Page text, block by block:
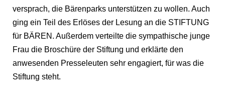
versprach, die Bärenparks unterstützen zu wollen. Auch
ging ein Teil des Erlöses der Lesung an die STIFTUNG
für BÄREN. Außerdem verteilte die sympathische junge
Frau die Broschüre der Stiftung und erklärte den
anwesenden Presseleuten sehr engagiert, für was die
Stiftung steht.